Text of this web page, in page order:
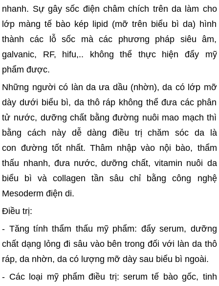
nhanh. Sự gây sốc điện châm chích trên da làm cho
lớp màng tế bào kép lipid (mỡ trên biểu bì da) hình
thành các lỗ sốc mà các phương pháp siêu âm,
galvanic, RF, hifu,.. không thể thực hiện đẩy mỹ
phẩm được.
Những người có làn da ưa dầu (nhờn), da có lớp mỡ
dày dưới biểu bì, da thô ráp không thể đưa các phân
tử nước, dưỡng chất bằng đường nuôi mao mạch thì
bằng cách này dễ dàng điều trị chăm sóc da là
con đường tốt nhất. Thâm nhập vào nội bào, thẩm
thấu nhanh, đưa nước, dưỡng chất, vitamin nuôi da
biểu bì và collagen tần sâu chỉ bằng công nghệ
Mesoderm điện di.
Điều trị:
- Tăng tính thẩm thấu mỹ phẩm: đẩy serum, dưỡng
chất dạng lỏng đi sâu vào bên trong đối với làn da thô
ráp, da nhờn, da có lượng mỡ dày sau biểu bì ngoài.
- Các loại mỹ phẩm điều trị: serum tế bào gốc, tinh